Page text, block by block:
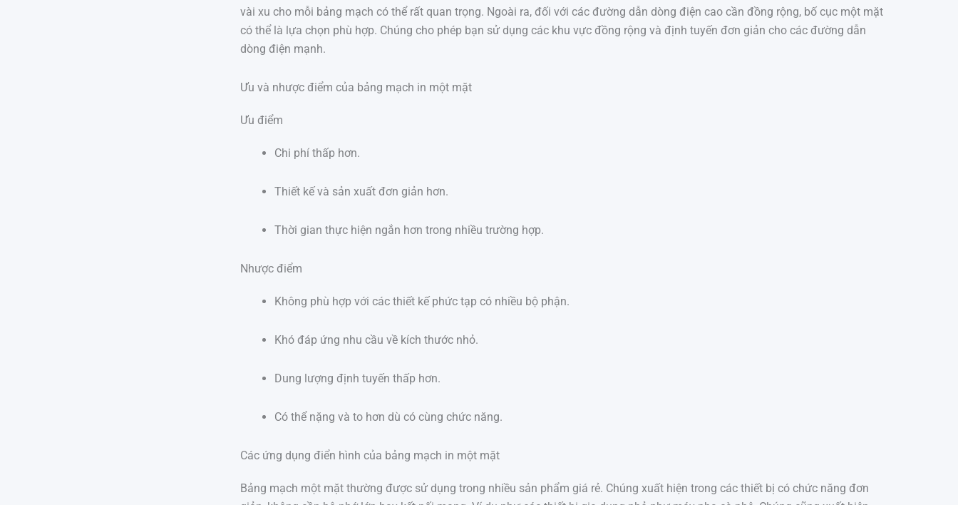
vài xu cho mỗi bảng mạch có thể rất quan trọng. Ngoài ra, đối với các đường dẫn dòng điện cao cần đồng rộng, bố cục một mặt
có thể là lựa chọn phù hợp. Chúng cho phép bạn sử dụng các khu vực đồng rộng và định tuyến đơn giản cho các đường dẫn
dòng điện mạnh.
Ưu và nhược điểm của bảng mạch in một mặt
Ưu điểm
Chi phí thấp hơn.
Thiết kế và sản xuất đơn giản hơn.
Thời gian thực hiện ngắn hơn trong nhiều trường hợp.
Nhược điểm
Không phù hợp với các thiết kế phức tạp có nhiều bộ phận.
Khó đáp ứng nhu cầu về kích thước nhỏ.
Dung lượng định tuyến thấp hơn.
Có thể nặng và to hơn dù có cùng chức năng.
Các ứng dụng điển hình của bảng mạch in một mặt
Bảng mạch một mặt thường được sử dụng trong nhiều sản phẩm giá rẻ. Chúng xuất hiện trong các thiết bị có chức năng đơn